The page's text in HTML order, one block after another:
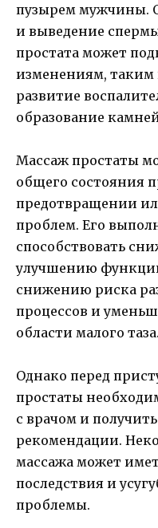
пузырем мужчины.
и выведение
простата может
изменениям, таким
развитие
образование
Массаж простаты
общего состояния
предотвращении
проблем. Его
способствовать
улучшению
снижению риска
процессов и
области малого таза.
Однако перед
простаты
с врачом и
рекомендации.
массажа может
последствия и
проблемы.